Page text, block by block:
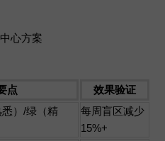
心方案
点
效果验证
）/绿（精
每周盲区减少
15%+